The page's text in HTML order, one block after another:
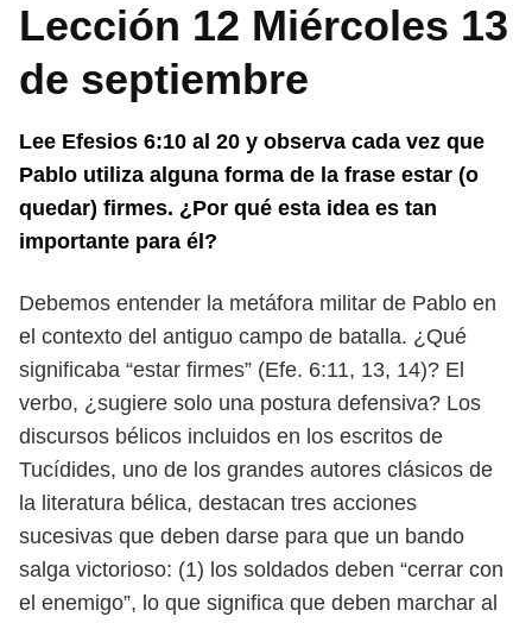
Lección 12 Miércoles 13
de septiembre
Lee Efesios 6:10 al 20 y observa cada vez que
Pablo utiliza alguna forma de la frase estar (o
quedar) firmes. ¿Por qué esta idea es tan
importante para él?
Debemos entender la metáfora militar de Pablo en
el contexto del antiguo campo de batalla. ¿Qué
significaba “estar firmes” (Efe. 6:11, 13, 14)? El
verbo, ¿sugiere solo una postura defensiva? Los
discursos bélicos incluidos en los escritos de
Tucídides, uno de los grandes autores clásicos de
la literatura bélica, destacan tres acciones
sucesivas que deben darse para que un bando
salga victorioso: (1) los soldados deben “cerrar con
el enemigo”, lo que significa que deben marchar al